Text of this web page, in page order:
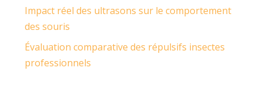
Impact réel des ultrasons sur le comportement
des souris
Évaluation comparative des répulsifs insectes
professionnels